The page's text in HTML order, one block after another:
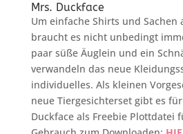
Mrs. Duckface
Um einfache Shirts und Sachen
braucht es nicht unbedingt
paar süße Äuglein und ein
verwandeln das neue
individuelles. Als kleinen
neue Tiergesichterset gibt es
Duckface als Freebie Plottdatei